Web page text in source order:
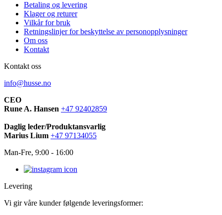
Betaling og levering
Klager og returer
Vilkår for bruk
Retningslinjer for beskyttelse av personopplysninger
Om oss
Kontakt
Kontakt oss
info@husse.no
CEO
Rune A. Hansen +47 92402859
Daglig leder/Produktansvarlig
Marius Lium +47 97134055
Man-Fre, 9:00 - 16:00
Levering
Vi gir våre kunder følgende leveringsformer: